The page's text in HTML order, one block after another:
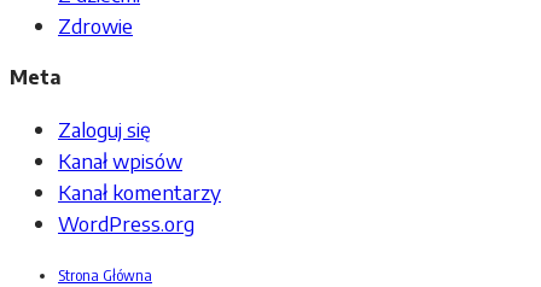
Zdrowie
Meta
Zaloguj się
Kanał wpisów
Kanał komentarzy
WordPress.org
Strona Główna